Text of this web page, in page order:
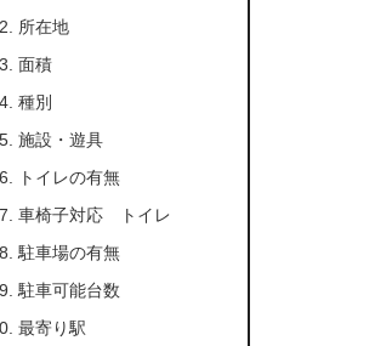
所在地
面積
種別
施設・遊具
トイレの有無
車椅子対応 トイレ
駐車場の有無
駐車可能台数
最寄り駅